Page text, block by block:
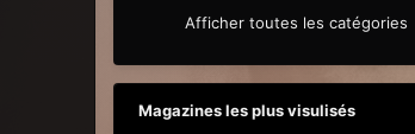
Afficher toutes les
Magazines les plus visulisés